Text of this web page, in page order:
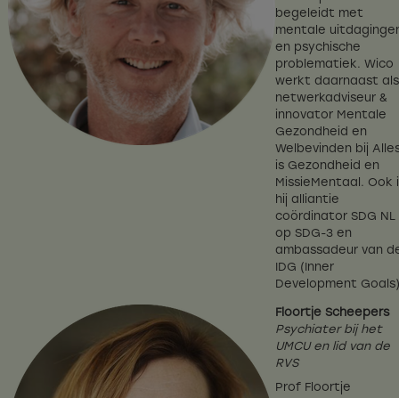
begeleidt met
mentale
en psychische
problematiek. Wico
werkt daarnaast als
netwerkadviseur &
innovator Mentale
Gezondheid en
Welbevinden bij
is Gezondheid en
MissieMentaal. Ook
hij alliantie
coördinator SDG NL
op SDG-3 en
ambassadeur van
IDG (Inner
Development
Floortje Scheepers
Psychiater bij het
UMCU en lid van de
RVS
Prof Floortje